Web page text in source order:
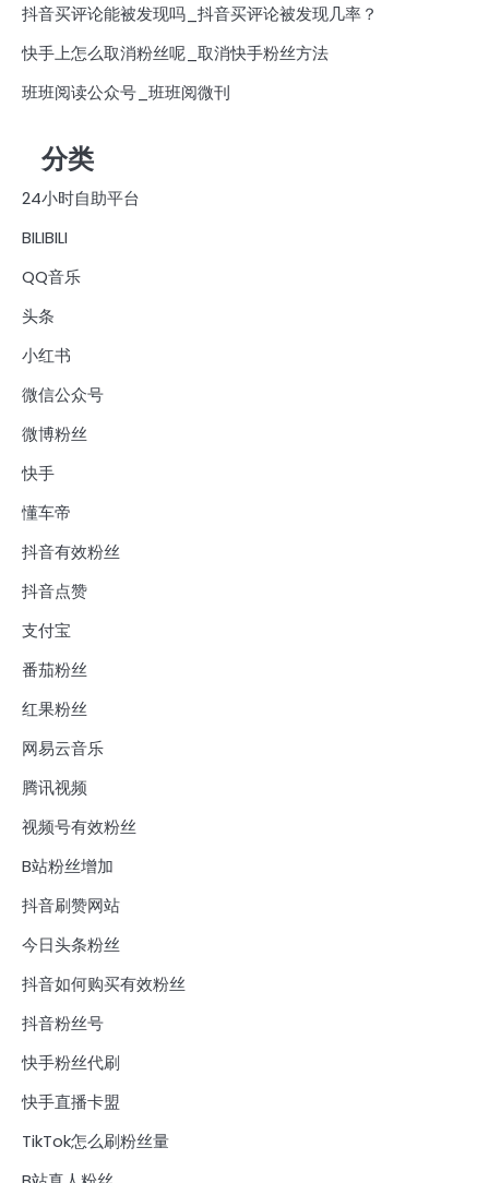
抖音买评论能被发现吗_抖音买评论被发现几率？
快手上怎么取消粉丝呢_取消快手粉丝方法
班班阅读公众号_班班阅微刊
分类
24小时自助平台
BILIBILI
QQ音乐
头条
小红书
微信公众号
微博粉丝
快手
懂车帝
抖音有效粉丝
抖音点赞
支付宝
番茄粉丝
红果粉丝
网易云音乐
腾讯视频
视频号有效粉丝
B站粉丝增加
抖音刷赞网站
今日头条粉丝
抖音如何购买有效粉丝
抖音粉丝号
快手粉丝代刷
快手直播卡盟
TikTok怎么刷粉丝量